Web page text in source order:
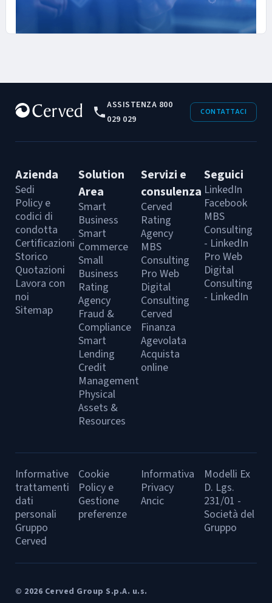
fiscale digitale cambia l’impresa
ASSISTENZA 800
029 029
CONTATTACI
Azienda
Sedi
Policy e
codici di
condotta
Certificazioni
Storico
Quotazioni
Lavora con
noi
Sitemap
Solution
Area
Smart
Business
Smart
Commerce
Small
Business
Rating
Agency
Fraud &
Compliance
Smart
Lending
Credit
Management
Physical
Assets &
Resources
Servizi e
consulenza
Cerved
Rating
Agency
MBS
Consulting
Pro Web
Digital
Consulting
Cerved
Finanza
Agevolata
Acquista
online
Seguici
LinkedIn
Facebook
MBS
Consulting
- LinkedIn
Pro Web
Digital
Consulting
- LinkedIn
Informative
trattamenti
dati
personali
Gruppo
Cerved
Cookie
Policy e
Gestione
preferenze
Informativa
Privacy
Ancic
Modelli Ex
D. Lgs.
231/01 -
Società del
Gruppo
© 2026 Cerved Group S.p.A. u.s.